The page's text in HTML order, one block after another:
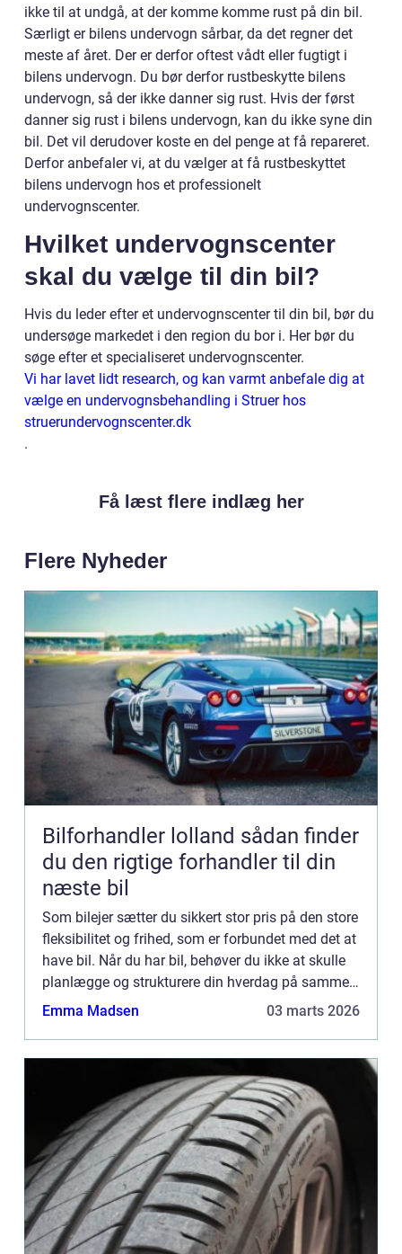
ikke til at undgå, at der komme komme rust på din bil.
Særligt er bilens undervogn sårbar, da det regner det
meste af året. Der er derfor oftest vådt eller fugtigt i
bilens undervogn. Du bør derfor rustbeskytte bilens
undervogn, så der ikke danner sig rust. Hvis der først
danner sig rust i bilens undervogn, kan du ikke syne din
bil. Det vil derudover koste en del penge at få repareret.
Derfor anbefaler vi, at du vælger at få rustbeskyttet
bilens undervogn hos et professionelt
undervognscenter.
Hvilket undervognscenter
skal du vælge til din bil?
Hvis du leder efter et undervognscenter til din bil, bør du
undersøge markedet i den region du bor i. Her bør du
søge efter et specialiseret undervognscenter.
Vi har lavet lidt research, og kan varmt anbefale dig at
vælge en undervognsbehandling i Struer hos
struerundervognscenter.dk
.
Få læst flere indlæg her
Flere Nyheder
Bilforhandler lolland sådan finder
du den rigtige forhandler til din
næste bil
Som bilejer sætter du sikkert stor pris på den store
fleksibilitet og frihed, som er forbundet med det at
have bil. Når du har bil, behøver du ikke at skulle
planlægge og strukturere din hverdag på samme
måde, som når du skal køre med offentlig trans...
Emma Madsen 03 marts 2026